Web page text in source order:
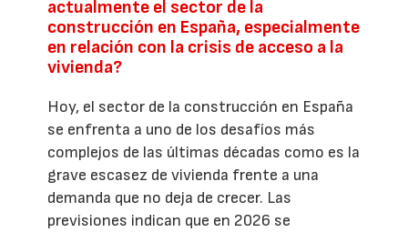
actualmente el sector de la
construcción en España, especialmente
en relación con la crisis de acceso a la
vivienda?
Hoy, el sector de la construcción en España
se enfrenta a uno de los desafíos más
complejos de las últimas décadas como es la
grave escasez de vivienda frente a una
demanda que no deja de crecer. Las
previsiones indican que en 2026 se